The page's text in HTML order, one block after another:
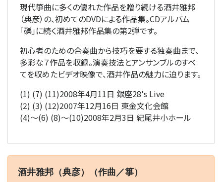
現代箏曲に多くの優れた作品を贈り続ける酒井雅邦
（典彦）の、初めてのDVDによる作品集。CDアルバム
「礫」に続く酒井雅邦作品集の第2弾です。
初心者のための合奏曲から技巧を要する独奏曲まで、
多彩な７作品を収録。演奏技法とアンサンブルのすべ
てを収めたビデオ映像で、酒井作品の魅力に迫ります。
(1) (7) (11)2008年4月11日 銀座28's Live
(2) (3) (12)2007年12月16日 東金文化会館
(4)〜(6) (8)〜(10)2008年2月3日 紀尾井小ホール
酒井雅邦（典彦）（作曲／箏）